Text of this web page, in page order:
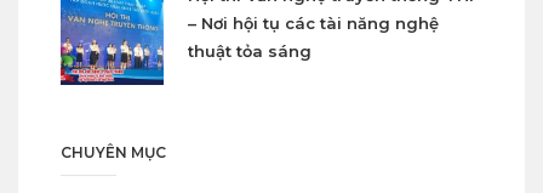
– Nơi hội tụ các tài năng nghệ
thuật tỏa sáng
CHUYÊN MỤC